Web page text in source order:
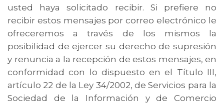
usted haya solicitado recibir. Si prefiere no
recibir estos mensajes por correo electrónico le
ofreceremos a través de los mismos la
posibilidad de ejercer su derecho de supresión
y renuncia a la recepción de estos mensajes, en
conformidad con lo dispuesto en el Título III,
artículo 22 de la Ley 34/2002, de Servicios para la
Sociedad de la Información y de Comercio